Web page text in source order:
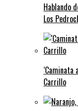
Hablando
Los
Carrillo